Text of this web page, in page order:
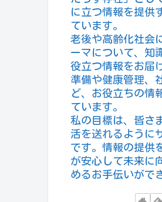
に立つ情報を提供
ています。
老後や高齢化社会
ーマについて、知
役立つ情報をお届
準備や健康管理、
ど、お役立ちの情
ています。
私の目標は、皆さ
活を送れるように
です。情報の提供
が安心して未来に
めるお手伝いがで